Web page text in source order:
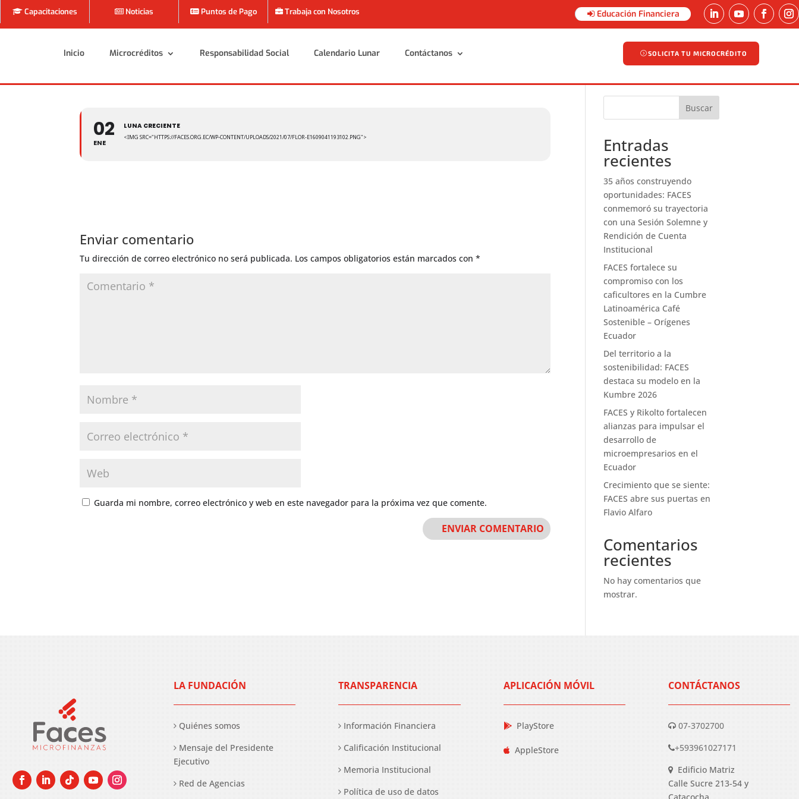
Capacitaciones Noticias Puntos de Pago Trabaja con Nosotros Educación Financiera
Inicio Microcréditos Responsabilidad Social Calendario Lunar Contáctanos SOLICITA TU MICROCRÉDITO
Inicio Microcréditos Responsabilidad Social Calendario Lunar Contáctanos SOLICITA TU MICROCRÉDITO
02
ENE
LUNA CRECIENTE
<IMG SRC="HTTPS://FACES.ORG.EC/WP-CONTENT/UPLOADS/2021/07/FLOR-E1609041193102.PNG">
Enviar comentario
Tu dirección de correo electrónico no será publicada. Los campos obligatorios están marcados con*
Guarda mi nombre, correo electrónico y web en este navegador para la próxima vez que comente.
Buscar
Entradas
recientes
35 años construyendo
oportunidades: FACES
conmemoró su trayectoria
con una Sesión Solemne y
Rendición de Cuenta
Institucional
FACES fortalece su
compromiso con los
caficultores en la Cumbre
Latinoamérica Café
Sostenible – Orígenes
Ecuador
Del territorio a la
sostenibilidad: FACES
destaca su modelo en la
Kumbre 2026
FACES y Rikolto fortalecen
alianzas para impulsar el
desarrollo de
microempresarios en el
Ecuador
Crecimiento que se siente:
FACES abre sus puertas en
Flavio Alfaro
Comentarios
recientes
No hay comentarios que
mostrar.
LA FUNDACIÓN
Quiénes somos
Mensaje del Presidente
Ejecutivo
Red de Agencias
TRANSPARENCIA
Información Financiera
Calificación Institucional
Memoria Institucional
Política de uso de datos
APLICACIÓN MÓVIL
PlayStore
AppleStore
CONTÁCTANOS
07-3702700
+593961027171
Edificio Matriz
Calle Sucre 213-54 y